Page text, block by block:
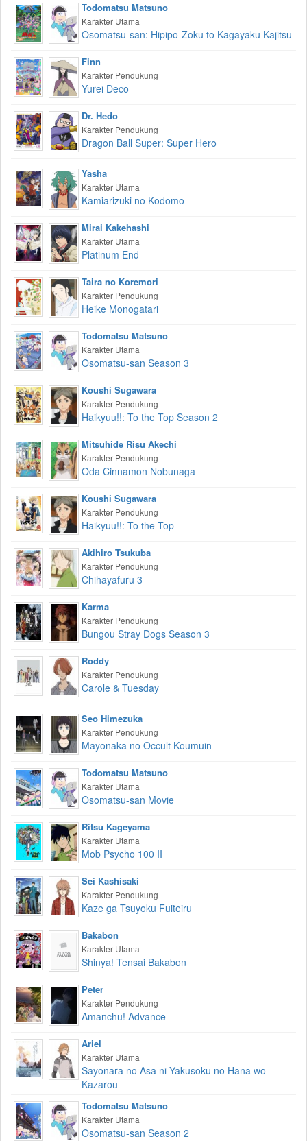
Todomatsu Matsuno
Karakter Utama
Osomatsu-san: Hipipo-Zoku to Kagayaku Kajitsu
Finn
Karakter Pendukung
Yurei Deco
Dr. Hedo
Karakter Pendukung
Dragon Ball Super: Super Hero
Yasha
Karakter Utama
Kamiarizuki no Kodomo
Mirai Kakehashi
Karakter Utama
Platinum End
Taira no Koremori
Karakter Pendukung
Heike Monogatari
Todomatsu Matsuno
Karakter Utama
Osomatsu-san Season 3
Koushi Sugawara
Karakter Pendukung
Haikyuu!!: To the Top Season 2
Mitsuhide Risu Akechi
Karakter Pendukung
Oda Cinnamon Nobunaga
Koushi Sugawara
Karakter Pendukung
Haikyuu!!: To the Top
Akihiro Tsukuba
Karakter Pendukung
Chihayafuru 3
Karma
Karakter Pendukung
Bungou Stray Dogs Season 3
Roddy
Karakter Pendukung
Carole & Tuesday
Seo Himezuka
Karakter Pendukung
Mayonaka no Occult Koumuin
Todomatsu Matsuno
Karakter Utama
Osomatsu-san Movie
Ritsu Kageyama
Karakter Utama
Mob Psycho 100 II
Sei Kashisaki
Karakter Pendukung
Kaze ga Tsuyoku Fuiteiru
Bakabon
Karakter Utama
Shinya! Tensai Bakabon
Peter
Karakter Pendukung
Amanchu! Advance
Ariel
Karakter Utama
Sayonara no Asa ni Yakusoku no Hana wo
Kazarou
Todomatsu Matsuno
Karakter Utama
Osomatsu-san Season 2